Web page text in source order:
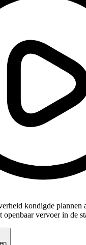
kondigde plannen
vervoer in de